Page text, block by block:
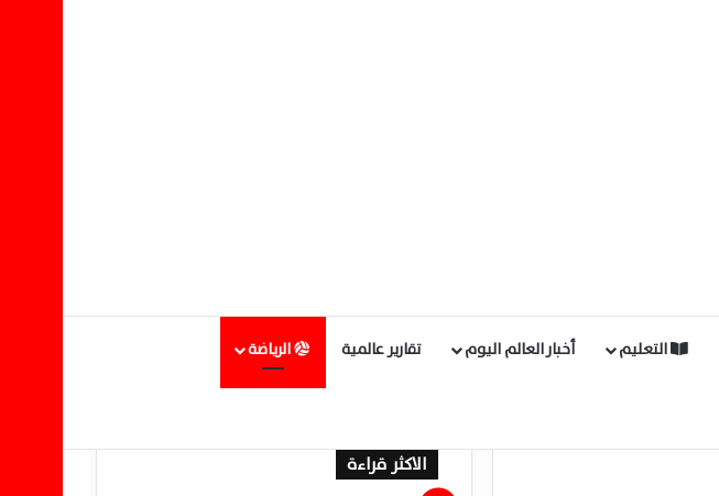
التعليم أخبار العالم اليوم تقارير عالمية الرياضة
الاكثر قراءة